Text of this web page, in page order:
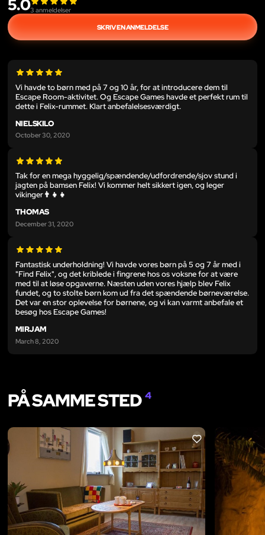
5.03 anmeldelser
SKRIV EN ANMELDELSE
Vi havde to børn med på 7 og 10 år, for at introducere dem til
Escape Room-aktivitet. Og Escape Games havde et perfekt rum til
dette i Felix-rummet. Klart anbefalelsesværdigt.
NIELSKILO
October 30, 2020
Tak for en mega hyggelig/spændende/udfordrende/sjov stund i
jagten på bamsen Felix! Vi kommer helt sikkert igen, og leger
vikinger👨‍👧‍👧
THOMAS
December 31, 2020
Fantastisk underholdning! Vi havde vores børn på 5 og 7 år med i
"Find Felix", og det kriblede i fingrene hos os voksne for at være
med til at løse opgaverne. Næsten uden vores hjælp blev Felix
fundet, og to stolte børn kom ud fra det spændende børneværelse.
Det var en stor oplevelse for børnene, og vi kan varmt anbefale et
besøg hos Escape Games!
MIRJAM
March 8, 2020
PÅ SAMME STED 4
LIKE